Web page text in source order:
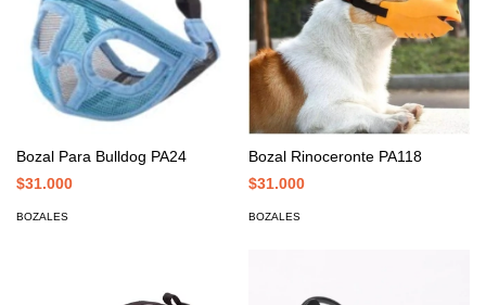
Bozal Para Bulldog PA24
$31.000
BOZALES
Bozal Rinoceronte PA118
$31.000
BOZALES